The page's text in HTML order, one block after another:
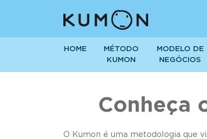
HOME
MÉTODO
KUMON
MODELO DE
NEGÓCIOS
VOCÊ ESTÁ EM: HOME >
Conheça
O Kumon é uma metodologia que